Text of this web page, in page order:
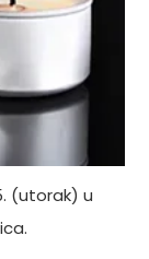
(utorak) u